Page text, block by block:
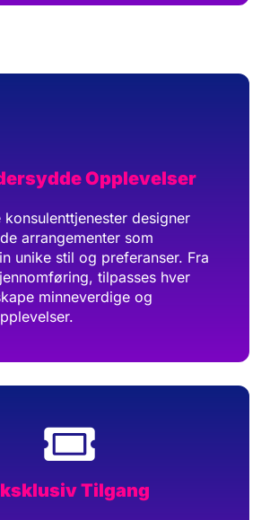
Opplevelser
konsulenttjenester designer
arrangementer som
unike stil og preferanser. Fra
tilpasses hver
minneverdige og
Tilgang